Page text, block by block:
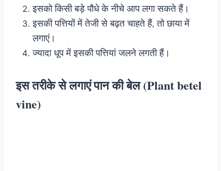
इसको किसी बड़े पौधे के नीचे आप लगा सकते हैं।
इसकी पत्तियों में तेजी से बढ़त चाहते हैं, तो छाया में
लगाएं।
ज्यादा धूप में इसकी पत्तियां जलने लगती हैं।
इस तरीके से लगाएं पान की बेल (Plant betel
vine)